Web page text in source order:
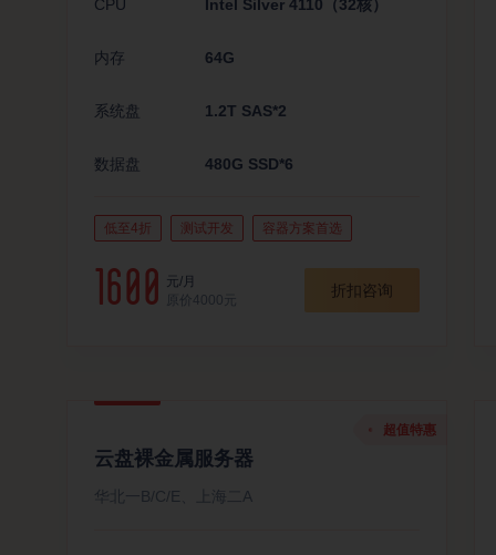
CPU Intel Silver 4110（32核）
内存 64G
系统盘 1.2T SAS*2
数据盘 480G SSD*6
低至4折 测试开发 容器方案首选
1600 元/月
原价4000元
折扣咨询
超值特惠
云盘裸金属服务器
华北一B/C/E、上海二A